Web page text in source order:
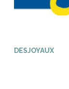
DESJOYAUX